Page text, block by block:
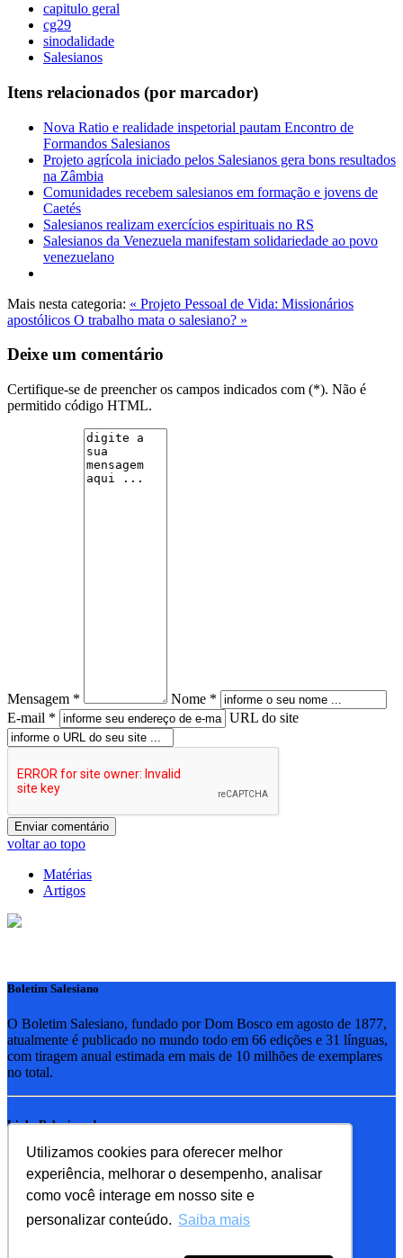
Utilizamos cookies para oferecer melhor
experiência, melhorar o desempenho, analisar
como você interage em nosso site e
personalizar conteúdo. Saiba mais
capitulo geral
cg29
sinodalidade
Salesianos
Itens relacionados (por marcador)
Nova Ratio e realidade inspetorial pautam Encontro de
Formandos Salesianos
Projeto agrícola iniciado pelos Salesianos gera bons resultados
na Zâmbia
Comunidades recebem salesianos em formação e jovens de
Caetés
Salesianos realizam exercícios espirituais no RS
Salesianos da Venezuela manifestam solidariedade ao povo
venezuelano
Mais nesta categoria: « Projeto Pessoal de Vida: Missionários
apostólicos O trabalho mata o salesiano? »
Deixe um comentário
Certifique-se de preencher os campos indicados com (*). Não é
permitido código HTML.
Mensagem *
Nome *
E-mail *
URL do site
voltar ao topo
Matérias
Artigos
Boletim Salesiano
O Boletim Salesiano, fundado por Dom Bosco em agosto de 1877,
atualmente é publicado no mundo todo em 66 edições e 31 línguas,
com tiragem anual estimada em mais de 10 milhões de exemplares
no total.
Links Relacionados
RSB - Rede Salesiana Brasil
EDEBE - Editora
UPV - União pela Vida
Familia Salesiana